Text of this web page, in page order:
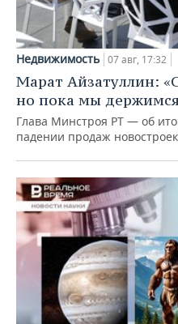
Недвижимость 07 авг, 17:32
Марат Айзатуллин:
но пока мы
Глава Минстроя РТ — об
падении продаж